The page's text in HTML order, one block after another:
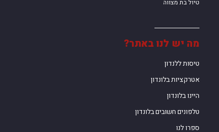
מה יש לנו באתר?
טיסות ללנדון
אטרקציות בלונדון
היינו בלונדון
טלפונים חשובים בלונדון
ספרו לנו
טיול בת מצווה